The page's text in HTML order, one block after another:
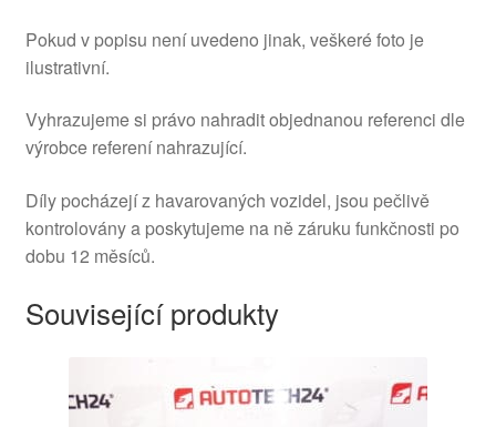
Pokud v popisu není uvedeno jinak, veškeré foto je
ilustrativní.
Vyhrazujeme si právo nahradit objednanou referenci dle
výrobce referení nahrazující.
Díly pocházejí z havarovaných vozidel, jsou pečlivě
kontrolovány a poskytujeme na ně záruku funkčnosti po
dobu 12 měsíců.
Související produkty